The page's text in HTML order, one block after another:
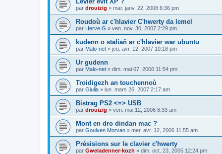
par drouizig » mar. janv. 22, 2008 6:36 pm
Roudoù ar c'hlavier C'hwerty da lemel
par Herve G » ven. nov. 30, 2007 2:29 pm
kudenn o staliañ ar c'hlavier war ubuntu
par Malo-net » jeu. avr. 12, 2007 10:18 pm
Ur gudenn
par Malo-net » dim. mai 07, 2006 11:54 pm
Troidigezh an touchennoù
par Giulia » lun. mars 26, 2007 2:17 am
Bistrag PS2 <=> USB
par drouizig » ven. mai 12, 2006 8:33 am
Mont en dro dindan mac ?
par Goulven Morvan » mer. avr. 12, 2006 11:55 am
Présisions sur le clavier c'hwerty
par Gweladenner-kozh » dim. oct. 23, 2005 12:24 pm